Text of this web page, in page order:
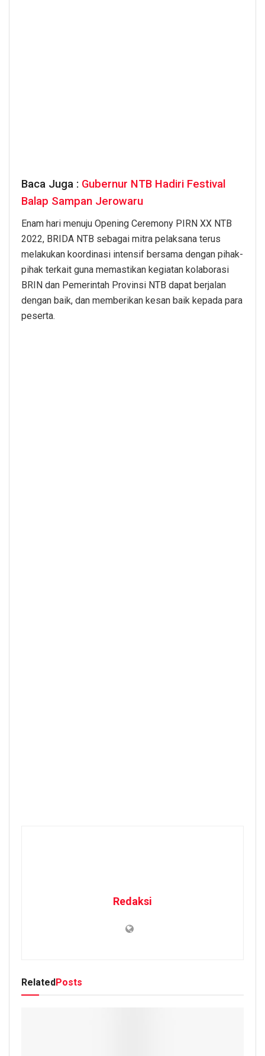
Baca Juga : Gubernur NTB Hadiri Festival
Balap Sampan Jerowaru
Enam hari menuju Opening Ceremony PIRN XX NTB
2022, BRIDA NTB sebagai mitra pelaksana terus
melakukan koordinasi intensif bersama dengan pihak-
pihak terkait guna memastikan kegiatan kolaborasi
BRIN dan Pemerintah Provinsi NTB dapat berjalan
dengan baik, dan memberikan kesan baik kepada para
peserta.
Redaksi
RelatedPosts